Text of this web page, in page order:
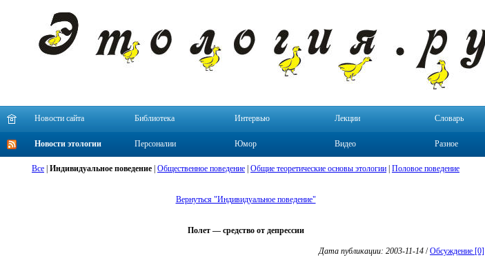
Новости сайта Библиотека Интервью Лекции Словарь
Новости этологии Персоналии Юмор Видео Разное
Все Индивидуальное поведение Общественное поведение Общие теоретические основы этологии Половое поведение
Вернуться "Индивидуальное поведение"
Полет — средство от депрессии
Дата публикации: 2003-11-14 /Обсуждение [0]